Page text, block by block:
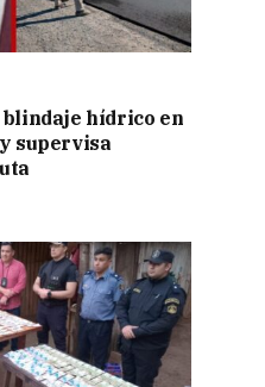
blindaje hídrico en
supervisa